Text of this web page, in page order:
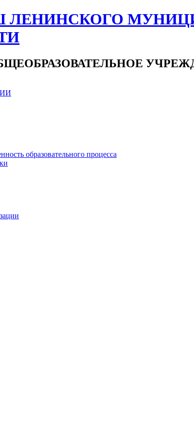
образовательного процесса